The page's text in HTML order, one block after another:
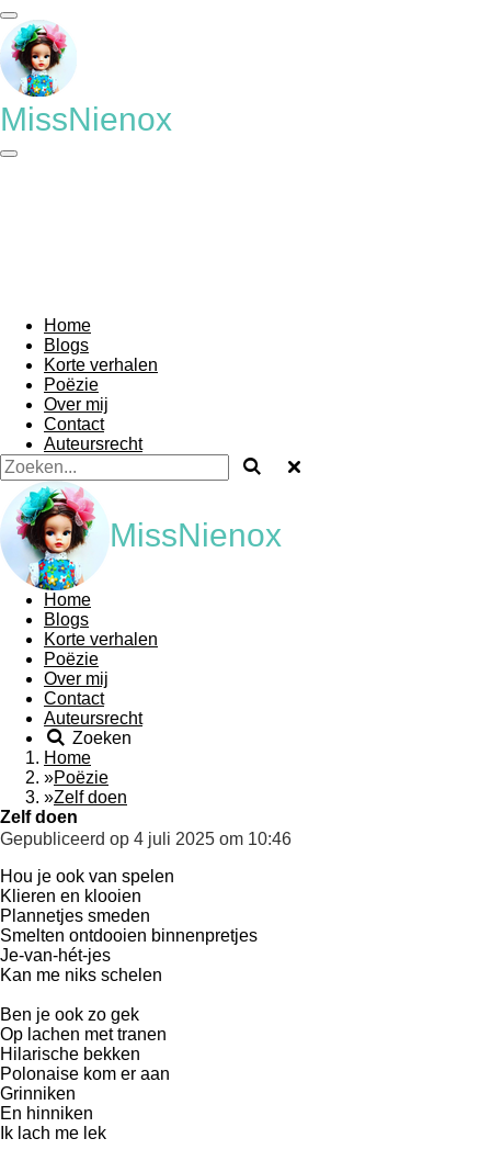
Ga
direct
naar
de
hoofdinhoud
MissNienox
Home
Blogs
Korte verhalen
Poëzie
Over mij
Contact
Auteursrecht
MissNienox
Home
Blogs
Korte verhalen
Poëzie
Over mij
Contact
Auteursrecht
Zoeken
Home
»Poëzie
»Zelf doen
Zelf doen
Gepubliceerd op 4 juli 2025 om 10:46
Hou je ook van spelen
Klieren en klooien
Plannetjes smeden
Smelten ontdooien binnenpretjes
Je-van-hét-jes
Kan me niks schelen
Ben je ook zo gek
Op lachen met tranen
Hilarische bekken
Polonaise kom er aan
Grinniken
En hinniken
Ik lach me lek